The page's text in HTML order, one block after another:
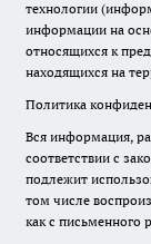
технологии
информации на
относящихся к
находящихся на
Политика
Вся информация,
соответствии с
подлежит
том числе
как с письменного